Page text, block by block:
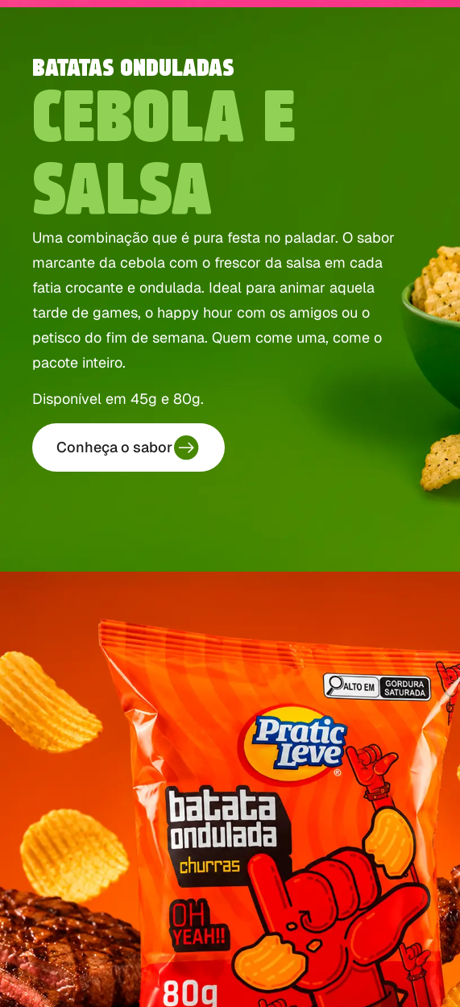
BATATAS ONDULADAS
CEBOLA E
SALSA
Uma combinação que é pura festa no paladar. O sabor
marcante da cebola com o frescor da salsa em cada
fatia crocante e ondulada. Ideal para animar aquela
tarde de games, o happy hour com os amigos ou o
petisco do fim de semana. Quem come uma, come o
pacote inteiro.
Disponível em 45g e 80g.
Conheça o sabor